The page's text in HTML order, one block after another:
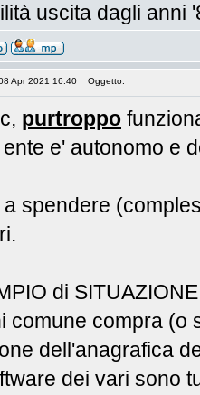
uscita dagli anni
Apr 2021 16:40 Oggetto:
purtroppo
e' autonomo e
a spendere
di
comune compra (o
dell'anagrafica
dei vari sono